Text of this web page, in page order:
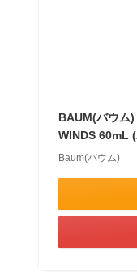
BAUM(バウム
WINDS 60mL
Baum(バウム)